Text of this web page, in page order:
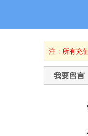
注：所有充
我要留言